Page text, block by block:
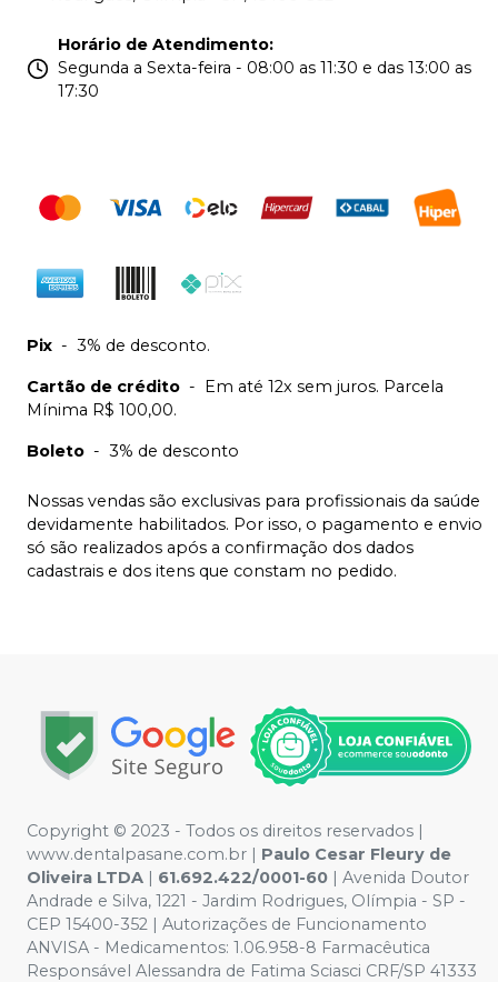
Horário de Atendimento:
Segunda a Sexta-feira - 08:00 as 11:30 e das 13:00 as
17:30
Pix - 3% de desconto.
Cartão de crédito - Em até 12x sem juros. Parcela
Mínima R$ 100,00.
Boleto - 3% de desconto
Nossas vendas são exclusivas para profissionais da saúde
devidamente habilitados. Por isso, o pagamento e envio
só são realizados após a confirmação dos dados
cadastrais e dos itens que constam no pedido.
Copyright © 2023 - Todos os direitos reservados |
www.dentalpasane.com.br | Paulo Cesar Fleury de
Oliveira LTDA
61.692.422/0001-60
Avenida Doutor
Andrade e Silva, 1221 - Jardim Rodrigues, Olímpia - SP -
CEP 15400-352 | Autorizações de Funcionamento
ANVISA - Medicamentos: 1.06.958-8 Farmacêutica
Responsável Alessandra de Fatima Sciasci CRF/SP 41333